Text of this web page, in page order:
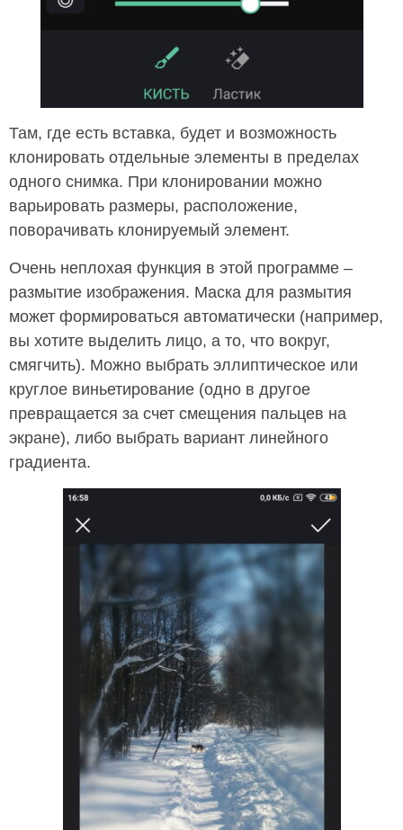
Там, где есть вставка, будет и возможность
клонировать отдельные элементы в пределах
одного снимка. При клонировании можно
варьировать размеры, расположение,
поворачивать клонируемый элемент.
Очень неплохая функция в этой программе –
размытие изображения. Маска для размытия
может формироваться автоматически (например,
вы хотите выделить лицо, а то, что вокруг,
смягчить). Можно выбрать эллиптическое или
круглое виньетирование (одно в другое
превращается за счет смещения пальцев на
экране), либо выбрать вариант линейного
градиента.